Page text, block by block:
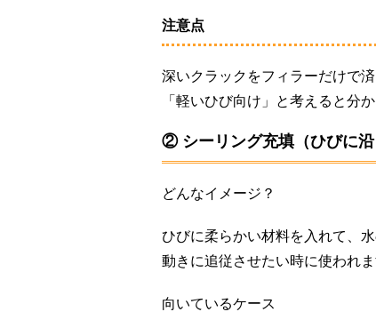
注意点
深いクラックをフィラーだけで
「軽いひび向け」と考えると分
② シーリング充填（ひびに沿
どんなイメージ？
ひびに柔らかい材料を入れて、
動きに追従させたい時に使われま
向いているケース